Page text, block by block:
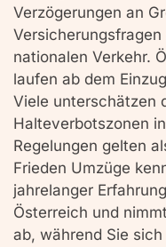
Verzögerungen an
nationalen Verkehr.
laufen ab dem
Viele unterschätzen
Halteverbotszonen
Regelungen gelten
Frieden Umzüge
jahrelanger
Österreich und
ab, während Sie